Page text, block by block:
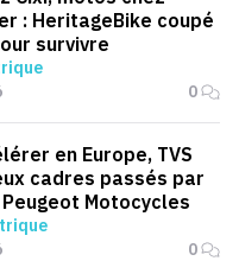
: HeritageBike coupé
survivre
0
en Europe, TVS
cadres passés par
Motocycles
0